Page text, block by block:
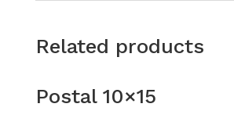
Related products
Postal 10×15